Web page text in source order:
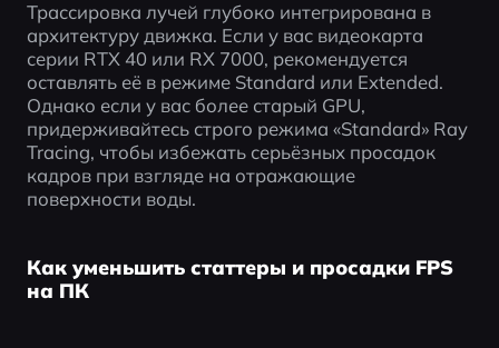
Трассировка лучей глубоко интегрирована в
архитектуру движка. Если у вас видеокарта
серии RTX 40 или RX 7000, рекомендуется
оставлять её в режиме Standard или Extended.
Однако если у вас более старый GPU,
придерживайтесь строго режима «Standard» Ray
Tracing, чтобы избежать серьёзных просадок
кадров при взгляде на отражающие
поверхности воды.
Как уменьшить статтеры и просадки FPS
на ПК